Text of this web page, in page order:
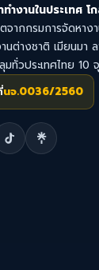
ำงานในประเทศ โ
ากกรมการจัดหาง
นต่างชาติ เมียนมา
ทั่วประเทศไทย 10
นจ.0036/2560